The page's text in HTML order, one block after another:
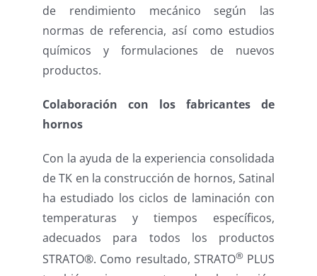
de rendimiento mecánico según las
normas de referencia, así como estudios
químicos y formulaciones de nuevos
productos.
Colaboración con los fabricantes de
hornos
Con la ayuda de la experiencia consolidada
de TK en la construcción de hornos, Satinal
ha estudiado los ciclos de laminación con
temperaturas y tiempos específicos,
adecuados para todos los productos
STRATO®. Como resultado, STRATO®PLUS